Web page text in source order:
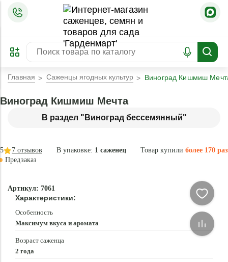
ПРЕДЗАКАЗ
ЗАБРОНИРОВАТЬ
ЛУЧШЕЕ
Главная Саженцы ягодных культур Виноград Кишмиш
В раздел "Виноград бессемянный"
Виноград Кишмиш Мечта
В упаковке: 1 саженец Товар купили более 170 раз
5 7 отзывов
Предзаказ
Артикул: 7061
Характеристики:
Особенность
Максимум вкуса и аромата
Возраст саженца
2 года